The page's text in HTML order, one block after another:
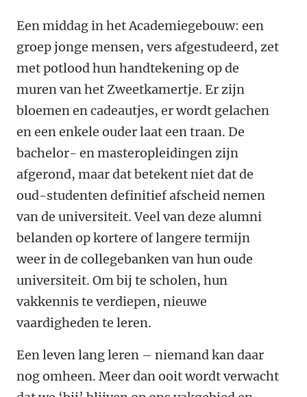
Een middag in het Academiegebouw: een
groep jonge mensen, vers afgestudeerd, zet
met potlood hun handtekening op de
muren van het Zweetkamertje. Er zijn
bloemen en cadeautjes, er wordt gelachen
en een enkele ouder laat een traan. De
bachelor- en masteropleidingen zijn
afgerond, maar dat betekent niet dat de
oud-studenten definitief afscheid nemen
van de universiteit. Veel van deze alumni
belanden op kortere of langere termijn
weer in de collegebanken van hun oude
universiteit. Om bij te scholen, hun
vakkennis te verdiepen, nieuwe
vaardigheden te leren.
Een leven lang leren – niemand kan daar
nog omheen. Meer dan ooit wordt verwacht